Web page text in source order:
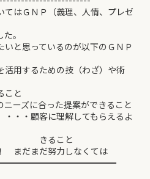
はＧＮＰ（義理、人情、プレゼ
。
と思っているのが以下のＧＮＰ
用するための技（わざ）や術
ーズに合った提案ができること
・・顧客に理解してもらえるよ
と
まだまだ努力しなくては